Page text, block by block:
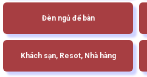
Đèn ngủ để bàn
Khách sạn, Resot, Nhà hàng